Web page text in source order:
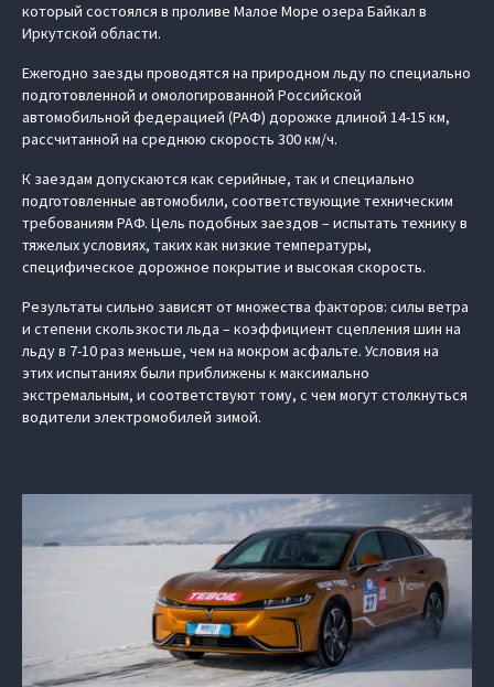
который состоялся в проливе Малое Море озера Байкал в
Иркутской области.
Ежегодно заезды проводятся на природном льду по специально
подготовленной и омологированной Российской
автомобильной федерацией (РАФ) дорожке длиной 14-15 км,
рассчитанной на среднюю скорость 300 км/ч.
К заездам допускаются как серийные, так и специально
подготовленные автомобили, соответствующие техническим
требованиям РАФ. Цель подобных заездов – испытать технику в
тяжелых условиях, таких как низкие температуры,
специфическое дорожное покрытие и высокая скорость.
Результаты сильно зависят от множества факторов: силы ветра
и степени скользкости льда – коэффициент сцепления шин на
льду в 7-10 раз меньше, чем на мокром асфальте. Условия на
этих испытаниях были приближены к максимально
экстремальным, и соответствуют тому, с чем могут столкнуться
водители электромобилей зимой.